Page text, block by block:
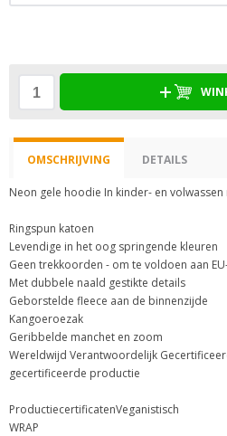
OMSCHRIJVING DETAILS
Neon gele hoodie In kinder- en volwassen
Ringspun katoen
Levendige in het oog springende kleuren
Geen trekkoorden - om te voldoen aan
Met dubbele naald gestikte details
Geborstelde fleece aan de binnenzijde
Kangoeroezak
Geribbelde manchet en zoom
Wereldwijd Verantwoordelijk
gecertificeerde productie
ProductiecertificatenVeganistisch
WRAP